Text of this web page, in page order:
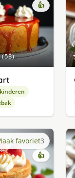
(53)
👍
favoriet3
👍